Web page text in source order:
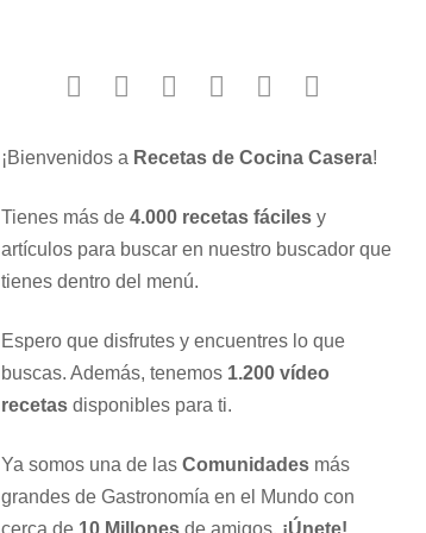
¡Bienvenidos a Recetas de Cocina Casera!
Tienes más de 4.000 recetas fácilesy
artículos para buscar en nuestro buscador que
tienes dentro del menú.
Espero que disfrutes y encuentres lo que
buscas. Además, tenemos 1.200 vídeo
recetasdisponibles para ti.
Ya somos una de las Comunidadesmás
grandes de Gastronomía en el Mundo con
cerca de 10 Millonesde amigos. ¡Únete!